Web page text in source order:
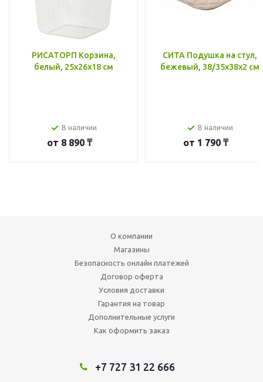
РИСАТОРП Корзина,
белый, 25x26x18 см
В наличии
от 8 890 ₸
СИТА Подушка на стул,
бежевый, 38/35x38x2 см
В наличии
от 1 790 ₸
О компании
Магазины
Безопасность онлайн платежей
Договор оферта
Условия доставки
Гарантия на товар
Дополнительные услуги
Как оформить заказ
+7 727 31 22 666